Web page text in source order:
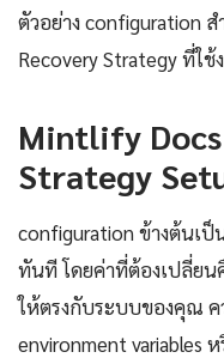
ตัวอย่าง configuration
Recovery Strategy ที่ใช้
Mintlify
Strategy
configuration ข้างต้นเป็
ทันที โดยค่าที่ต้องเปลี่ยน
ให้ตรงกับระบบของคุณ ค
environment variables